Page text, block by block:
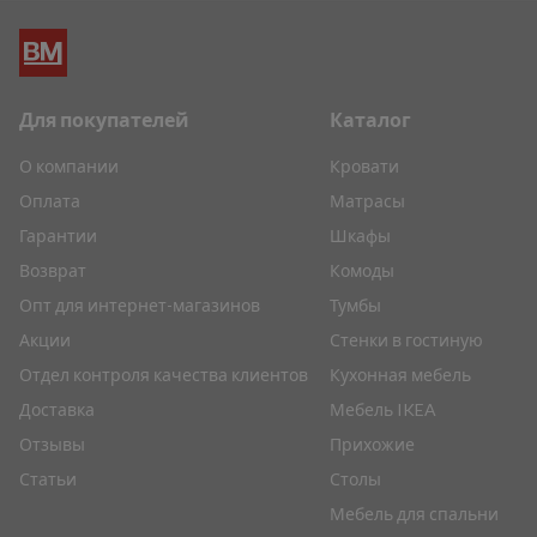
Каталог
Кровати
Матрасы
Шкафы
Комоды
Тумбы
Стенки в гостиную
Кухонная мебель
Мебель IKEA
Прихожие
Столы
Мебель для спальни
Для покупателей
О компании
Оплата
Гарантии
Возврат
Опт для интернет-магазинов
Акции
Отдел контроля качества клиентов
Доставка
Отзывы
Статьи